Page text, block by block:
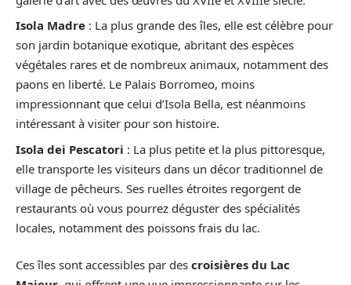
Isola Madre : La plus grande des îles, elle est célèbre pour
son jardin botanique exotique, abritant des espèces
végétales rares et de nombreux animaux, notamment des
paons en liberté. Le Palais Borromeo, moins
impressionnant que celui d’Isola Bella, est néanmoins
intéressant à visiter pour son histoire.
Isola dei Pescatori : La plus petite et la plus pittoresque,
elle transporte les visiteurs dans un décor traditionnel de
village de pêcheurs. Ses ruelles étroites regorgent de
restaurants où vous pourrez déguster des spécialités
locales, notamment des poissons frais du lac.
Ces îles sont accessibles par des croisières du Lac